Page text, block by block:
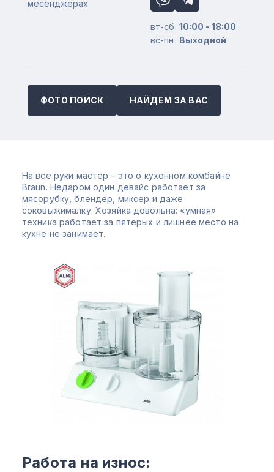
месенджерах
вт-сб 10:00 - 18:00
вс-пн
Выходной
ФОТО ПОИСК НАЙДЕМ ЗА ВАС
На все руки мастер – это о кухонном комбайне
Braun. Недаром один девайс работает за
мясорубку, блендер, миксер и даже
соковыжималку. Хозяйка довольна: «умная»
техника работает за пятерых и лишнее место на
кухне не занимает.
Работа на износ: